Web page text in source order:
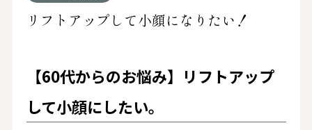
リフトアップして小顔になりたい！
【60代からのお悩み】リフトアップ
して小顔にしたい。